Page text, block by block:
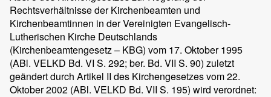
Rechtsverhältnisse der Kirchenbeamten und
Kirchenbeamtinnen in der Vereinigten Evangelisch-
Lutherischen Kirche Deutschlands
(Kirchenbeamtengesetz – KBG) vom 17. Oktober 1995
(ABl. VELKD Bd. VI S. 292; ber. Bd. VII S. 90) zuletzt
geändert durch Artikel II des Kirchengesetzes vom 22.
Oktober 2002 (ABl. VELKD Bd. VII S. 195) wird verordnet: